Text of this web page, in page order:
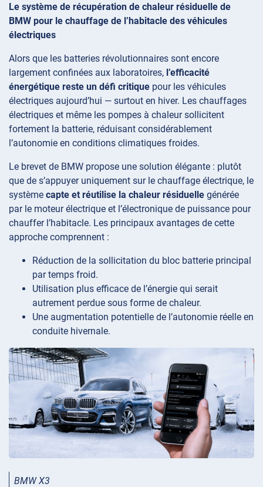
Le système de récupération de chaleur résiduelle de
BMW pour le chauffage de l’habitacle des véhicules
électriques
Alors que les batteries révolutionnaires sont encore
largement confinées aux laboratoires, l’efficacité
énergétique reste un défi critique pour les véhicules
électriques aujourd’hui — surtout en hiver. Les chauffages
électriques et même les pompes à chaleur sollicitent
fortement la batterie, réduisant considérablement
l’autonomie en conditions climatiques froides.
Le brevet de BMW propose une solution élégante : plutôt
que de s’appuyer uniquement sur le chauffage électrique, le
système capte et réutilise la chaleur résiduelle générée
par le moteur électrique et l’électronique de puissance pour
chauffer l’habitacle. Les principaux avantages de cette
approche comprennent :
Réduction de la sollicitation du bloc batterie principal
par temps froid.
Utilisation plus efficace de l’énergie qui serait
autrement perdue sous forme de chaleur.
Une augmentation potentielle de l’autonomie réelle en
conduite hivernale.
BMW X3